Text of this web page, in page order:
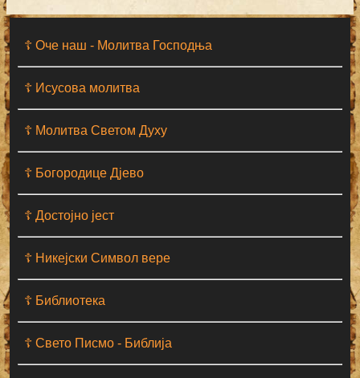
☦ Оче наш - Moлитва Господња
☦ Исусова молитва
☦ Молитва Светом Духу
☦ Богородице Дјево
☦ Достојно јест
☦ Никејски Символ вере
☦ Библиотека
☦ Свето Писмо - Библија